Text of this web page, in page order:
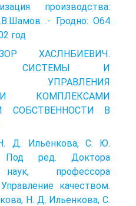
производства:
.- Гродно: О64
год
ХАСЛНБИЕВИЧ.
СИСТЕМЫ И
УПРАВЛЕНИЯ
КОМПЛЕКСАМИ
СОБСТВЕННОСТИ В
Д. Ильенкова, С. Ю.
ред. Доктора
наук, профессора
качеством.
Н. Д. Ильенкова, С.